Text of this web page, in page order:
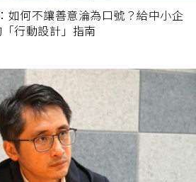
如何不讓善意淪為口號？給中小企
行動設計」指南